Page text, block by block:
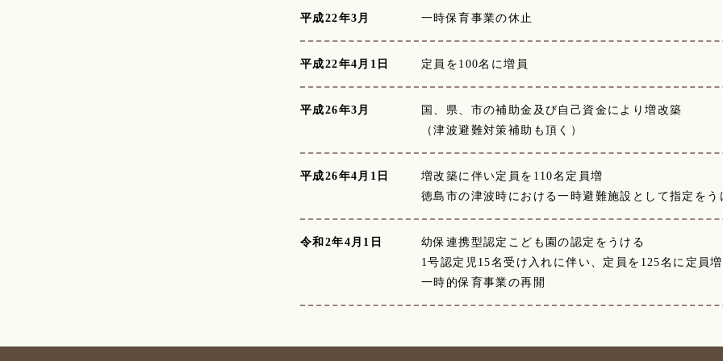
平成22年3月 一時保育事業の休止
平成22年4月1日 定員を100名に増員
平成26年3月
国、県、市の補助金及び自己資金により増改築
（津波避難対策補助も頂く）
平成26年4月1日
増改築に伴い定員を110名定員増
徳島市の津波時における一時避難施設として指定をう
令和2年4月1日
幼保連携型認定こども園の認定をうける
1号認定児15名受け入れに伴い、定員を125名に定員増
一時的保育事業の再開